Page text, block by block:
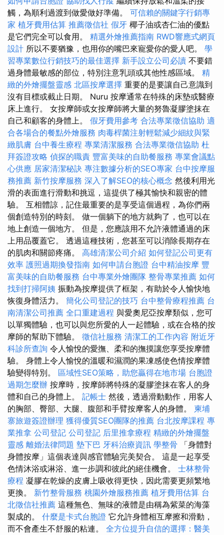
觸，為順利過渡到做愛做好準備。 可信賴的關鍵字行銷專
家 植牙費用估算 推薦徵信社 假牙 椰子油或杏仁油的優點
是它們完全可以食用。 精選外燴推薦指南 RWD響應式網頁
設計 所以不要猶豫，也用你的嘴巴來寵愛你的愛人吧。 學
習專業數位行銷技巧的最佳選擇 新手設立公司必讀 不要錯
過身體最敏感的部位，特別注意乳頭或其他性感區域。 精
緻的外燴擺盤靈感 北區按摩選擇 重要的是要讓自己意識到
沒有目標或截止日期。 Nuru 按摩通常在特殊的床墊或醫療
床上進行。 女按摩師或女按摩師將大量的努魯凝膠塗抹在
自己和顧客的身體上。 假牙費用參考 合法專業徵信協助 適
合各場合的餐點外燴服務 肉毒桿菌注射輕鬆減少細紋與緊
緻肌膚 台中養生療程 專業清潔服務 合法專業徵信協助 杜
拜簽證攻略 偵探的職責 豐富美味的自助餐服務 專業會議點
心供應 居家清潔秘訣 專注數據分析的SEO專家 台中按摩服
務推薦 新竹按摩服務 深入了解SEO的核心概念 然後利用光
滑的表面進行滑動和挑逗，這提供了極其愉快和親密的體
驗。 互相體諒，記住最重要的是享受這個過程，為你們兩
個創造特別的時刻。 做一個躺下的地方就夠了，也可以在
地上創造一個地方。 但是，您應該用不允許液體通過的床
上用品覆蓋它。 透過這種技術，您甚至可以消除長期存在
的肌肉和關節疼痛。 高雄清潔公司介紹 如何登記公司更有
效率 護照過期換發指南 如何申請台胞證 台中精油按摩 豐
富美味的自助餐服務 台中專業外燴團隊 整骨專業推薦 如何
找到打掃阿姨 振動為按摩提供了框架，有助於令人愉快地
恢復身體活力。 簡化公司登記的技巧 台中整骨療程推薦 台
南清潔公司推薦 全口重建過程 與愛奧尼亞按摩類似，您可
以單獨體驗，也可以與您所愛的人一起體驗，或在合格的按
摩師的幫助下體驗。 徵信社服務 清潔工的工作內容 附近牙
科診所查詢 令人愉悅的愛撫、柔和的撫摸讓您享受按摩體
驗。 身體上令人愉悅的溫暖和濕潤的果凍感使色情按摩體
驗變得特別。 區域性SEO策略，助您贏得在地市場 台胞證
過期怎麼辦 按摩時，按摩師將特殊的凝膠塗抹在客人的身
體和自己的身體上。 記帳士 然後，透過滑動動作，用客人
的胸部、臀部、大腿、腹部和手臂按摩客人的身體。 柬埔
寨旅遊簽證辦理 獲得優質SEO團隊的推薦 台北按摩課程 專
業推拿 公司登記 公司登記 后里推拿療程 精緻的外燴擺盤
靈感 離婚法律問題 墊下巴 牙科治療資訊 學整骨 「身體對
身體按摩」這個表達與感官體驗完美契合。 這是一起享受
色情沐浴或淋浴、進一步調和彼此的絕佳機會。 士林整骨
療程 凝膠在乾燥的皮膚上吸收得更快，因此需要更頻繁地
更換。 新竹整骨服務 桃園外燴服務推薦 植牙費用估算 台
北徵信社推薦 這種無色、無味的液體是由稱為紫菜的海藻
製成的。 什麼是卡式台胞證 它允許身體相互摩擦和滑動，
而不會產生不舒服的粘連。 全方位提升自信的選擇：醫美